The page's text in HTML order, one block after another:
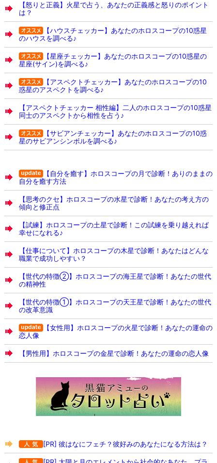
【怒りと正義】火星で占う、あなたの正義感と怒りのポイント
は？
【ハウスチェッカー】あなたのホロスコープの10惑星
のハウスを調べる♪
【星座チェッカー】あなたのホロスコープの10惑星の
星座(サイン)を調べる♪
【アスペクトチェッカー】あなたのホロスコープの10
惑星のアスペクトを調べる♪
【アスペクトチェッカー 相性編】二人のホロスコープの10惑星
同士のアスペクトから相性を占う♪
【サビアンチェッカー】あなたのホロスコープの10惑
星のサビアンシンボルを調べる♪
【自分を癒す】ホロスコープの月で診断！ありのままの
自分を癒す方法
【思考のクセ】ホロスコープの水星で診断！あなたの考え方の
傾向と修正点
【試練】ホロスコープの土星で診断！この試練を乗り越えれば
幸せになれる♪
【仕事について】ホロスコープの木星で診断！あなたはどんな
職業で成功しやすい？
【世代の特徴②】ホロスコープの海王星で診断！あなたの世代
の精神性
【世代の特徴①】ホロスコープの天王星で診断！あなたの世代
の改革意識
【女性用】ホロスコープの火星で診断！あなたの運命の
恋人像
【男性用】ホロスコープの金星で診断！あなたの運命の恋人像
[PR] 彼はなにフェチ？彼好みのあなたになる方法は？